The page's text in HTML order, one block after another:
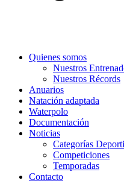
Quienes somos
Nuestros
Nuestros Récords
Anuarios
Natación adaptada
Waterpolo
Documentación
Noticias
Categorías
Competiciones
Temporadas
Contacto